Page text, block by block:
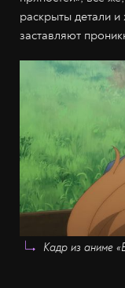
раскрыты детали
заставляют
Кадр из аниме